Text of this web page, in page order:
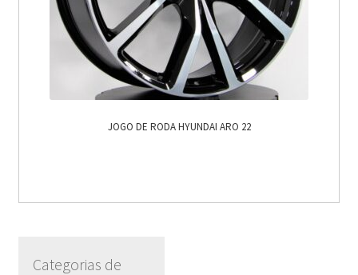
JOGO DE RODA HYUNDAI ARO 22
Categorias de